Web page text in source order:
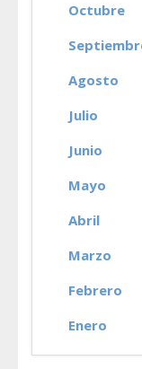
Octubre
Agosto
Julio
Junio
Mayo
Abril
Marzo
Febrero
Enero